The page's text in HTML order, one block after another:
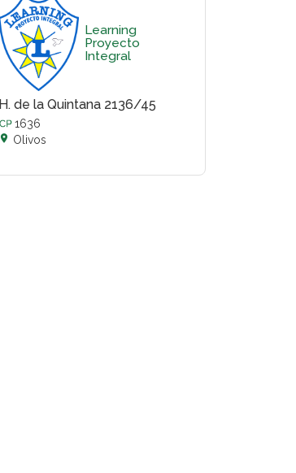
Learning
Proyecto
Integral
H. de la Quintana 2136/45
1636
 Olivos